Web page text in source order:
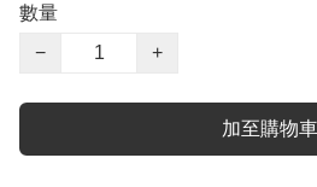
數量
−
+
加至購物車